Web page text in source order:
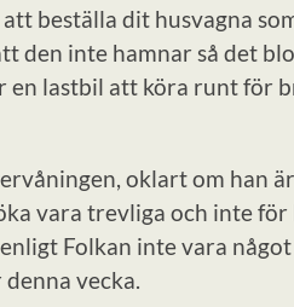
beställa dit husvagna
den inte hamnar så det
en lastbil att köra runt för
oklart om han
vara trevliga och inte
Folkan inte vara
vecka.